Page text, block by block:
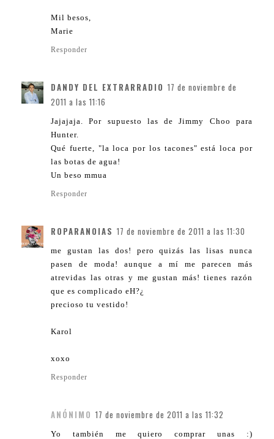
Mil besos,
Marie
Responder
DANDY DEL EXTRARRADIO 17 de noviembre de
2011 a las 11:16
Jajajaja. Por supuesto las de Jimmy Choo para
Hunter.
Qué fuerte, "la loca por los tacones" está loca por
las botas de agua!
Un beso mmua
Responder
ROPARANOIAS 17 de noviembre de 2011 a las 11:30
me gustan las dos! pero quizás las lisas nunca
pasen de moda! aunque a mí me parecen más
atrevidas las otras y me gustan más! tienes razón
que es complicado eH?¿
precioso tu vestido!
Karol
xoxo
Responder
ANÓNIMO 17 de noviembre de 2011 a las 11:32
Yo también me quiero comprar unas :)